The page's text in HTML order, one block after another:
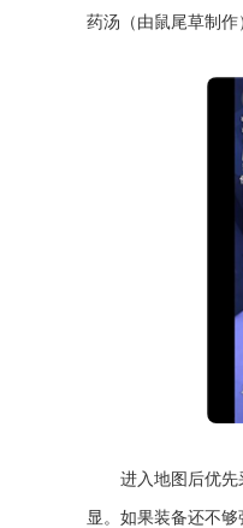
药汤（由鼠尾草制作
进入地图后优
显。如果装备还不